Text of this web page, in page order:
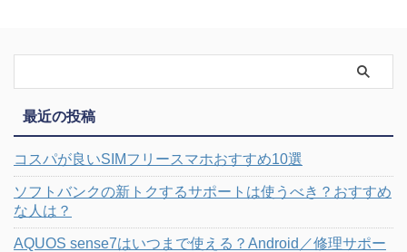
最近の投稿
コスパが良いSIMフリースマホおすすめ10選
ソフトバンクの新トクするサポートは使うべき？おすすめ
な人は？
AQUOS sense7はいつまで使える？Android／修理サポー